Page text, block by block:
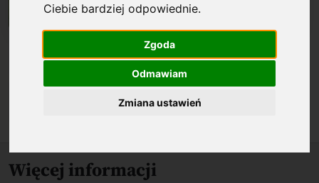
Ciebie bardziej odpowiednie.
Zgoda
Odmawiam
Zmiana ustawień
Biogram
O nagrodzonym osiągnięciu
Więcej informacji